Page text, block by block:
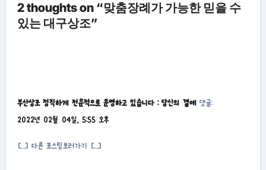
2 thoughts on “맞춤장례가 가능한 믿을 수
있는 대구상조”
부산상조 정직하게 전문적으로 운영하고 있습니다 : 당신의 곁애 댓글:
2022년 02월 04일, 5:55 오후
[…] 다른 포스팅보러가기 […]